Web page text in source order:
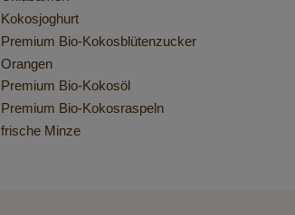
Kokosjoghurt
Premium Bio-Kokosblütenzucker
Orangen
Premium Bio-Kokosöl
Premium Bio-Kokosraspeln
frische Minze